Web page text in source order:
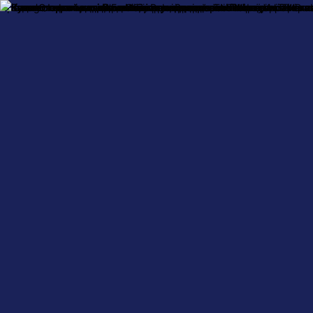
Про насОплата і доставкаОбмін та поверненняКонтактна